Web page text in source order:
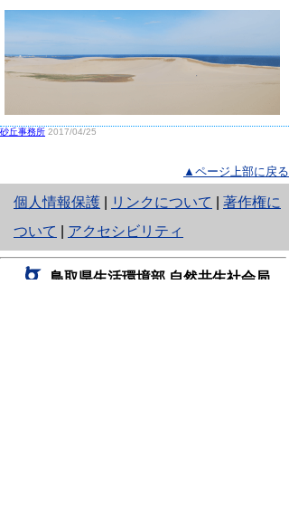
砂丘事務所 2017/04/25
▲ページ上部に戻る
個人情報保護
と
り
ネ
リンクについて
著作権に
ついて
アクセシビリティ
鳥取県生活環境部 自然共生社会局